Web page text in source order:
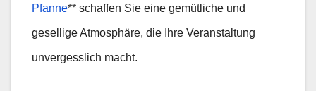
Pfanne** schaffen Sie eine gemütliche und
gesellige Atmosphäre, die Ihre Veranstaltung
unvergesslich macht.